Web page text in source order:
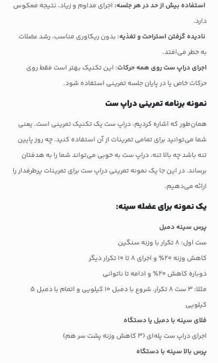
استفاده بیش از حد در هر جلسه: اجرای مداوم و زیاد، نتیجه معکوس
دارد.
نادیده گرفتن استراحت و تغذیه: بدون ریکاوری مناسب، رشد عضلات
به خطر می‌افتد.
اجرای دراپ ست روی همه حرکات: این تکنیک بهتر است فقط روی
حرکات خاص یا در پایان جلسه تمرینی استفاده شود.
نمونه برنامه تمرینی دراپ ست
همان‌طور که اشاره کردیم، دراپ ست یک تکنیک تمرینی است. یعنی
شما می‌توانید برای تمامی تمرینات از آن استفاده کنید. چه روز پایین
تنه باشد چه بالا تنه، دراپ ست به خوبی می‌تواند شما را به هدفتان
برساند. در این جا یک نمونه تمرینی دراپ ست برای تمرینات پرطرفدار را
ارائه می‌دهیم.
یک نمونه برای عضله سینه:
پرس سینه دمبل
ست اول: ۸ تکرار با وزنه سنگین
کاهش وزنه ۲۰٪ و اجرای ۸ تا ۱۰ تکرار دیگر
دوباره کاهش ۲۰٪ و ادامه تا ناتوانی
مثلا: ۳ ست ۸ تکرار. شروع با دمبل ۱۰ کیلویی و اتمام با دمبل ۵
کیلویی
فلای سینه با دمبل یا دستگاه
اجرای دراپ ست پله‌ای (۳ کاهش وزنه پشت سر هم)
پرس بالا سینه با دستگاه